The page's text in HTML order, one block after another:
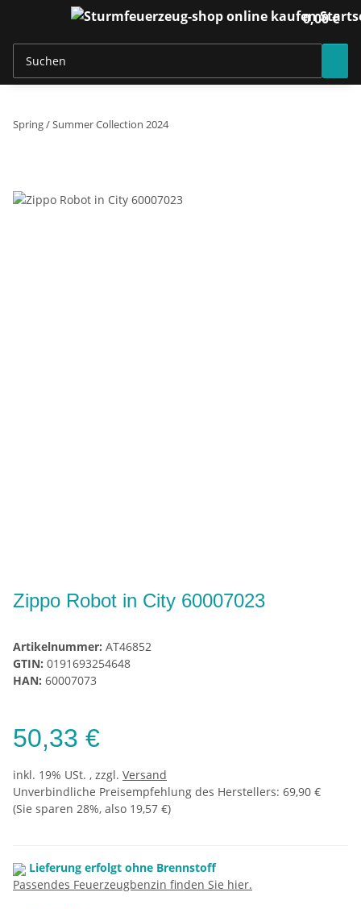
0,00 €
Spring / Summer Collection 2024
Zippo Robot in City 60007023
Artikelnummer: AT46852
GTIN: 0191693254648
HAN: 60007073
50,33 €
inkl. 19% USt. , zzgl. Versand
Unverbindliche Preisempfehlung des Herstellers: 69,90 €
(Sie sparen 28%, also 19,57 €)
Lieferung erfolgt ohne Brennstoff
Passendes Feuerzeugbenzin finden Sie hier.